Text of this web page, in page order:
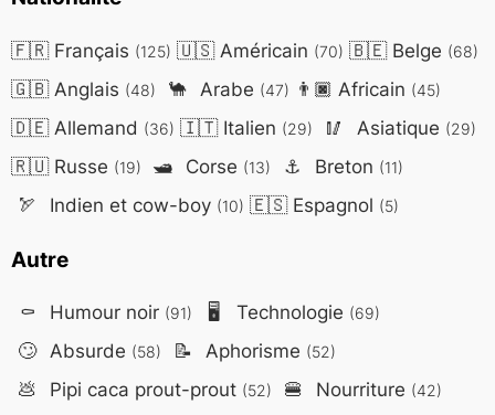
🇫🇷Français (125) 🇺🇸Américain (70) 🇧🇪Belge (68)
🇬🇧Anglais (48) 🐪 Arabe (47) 👨🏿 Africain (45)
🇩🇪Allemand (36) 🇮🇹Italien (29) 🥢 Asiatique (29)
🇷🇺Russe (19) 🛥️ Corse (13) ⚓ Breton (11)
🏹 Indien et cow-boy (10) 🇪🇸Espagnol (5)
Autre
⚰️ Humour noir (91) 🖥️ Technologie (69)
🙄 Absurde (58) 📝 Aphorisme (52)
💩 Pipi caca prout-prout (52) 🍔 Nourriture (42)